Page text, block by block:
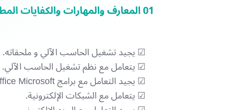
01 المعارف والمهارات والكفايات المطلوبة من المتدرب ليتمكن من تلقي التدريب بنمط التدريب الإلكتروني
☑ يجيد تشغيل الحاسب الآلي و ملحقاته.
☑ يتعامل مع نظم تشغيل الحاسب الآلي.
☑ يجيد التعامل مع برامج Office Microsoft.
☑ يتعامل مع الشبكات الإلكترونية.